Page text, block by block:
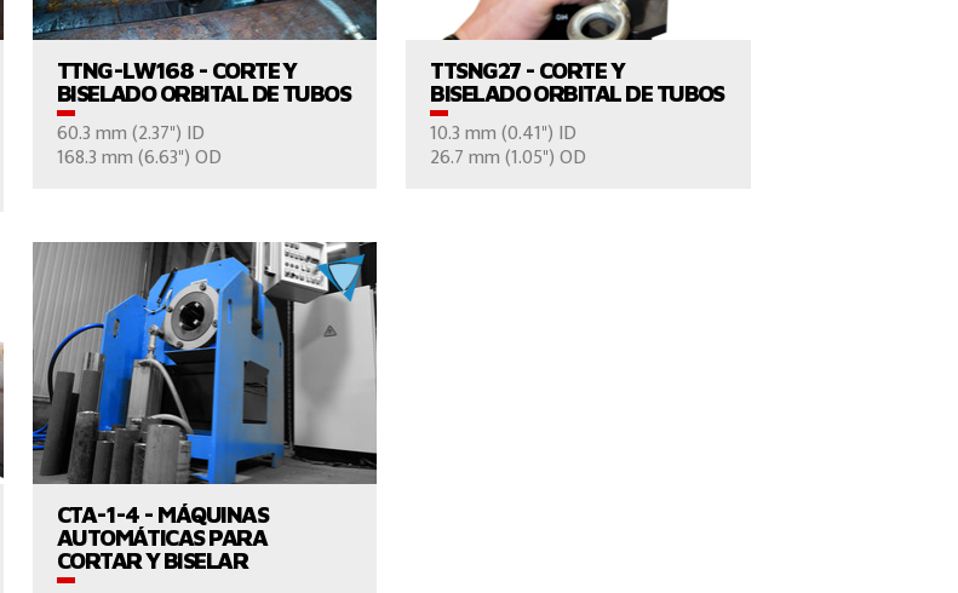
TTNG-LW168 - CORTE Y
BISELADO ORBITAL DE TUBOS
60.3 mm (2.37") ID
168.3 mm (6.63") OD
CONTÁCTENOS
TTSNG27 - CORTE Y
BISELADO ORBITAL DE TUBOS
10.3 mm (0.41") ID
26.7 mm (1.05") OD
CONTÁCTENOS
CTA-1-4 - MÁQUINAS
AUTOMÁTICAS PARA
CORTAR Y BISELAR
VER EL PRODUCTO